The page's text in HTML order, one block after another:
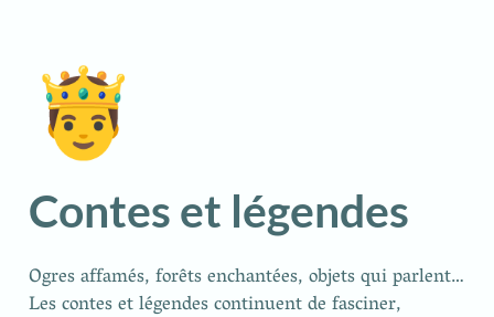
🤴
Contes et légendes
Ogres affamés, forêts enchantées, objets qui parlent…
Les contes et légendes continuent de fasciner,